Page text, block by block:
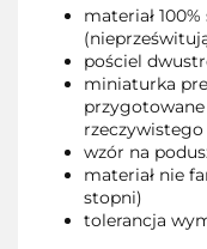
materiał
pościel
miniaturka
wzór na
materiał nie
stopni)
tolerancja